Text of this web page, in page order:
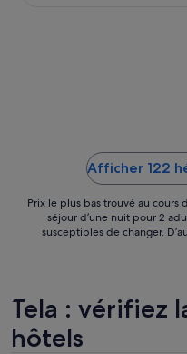
Afficher 122
Prix le plus bas trouvé au cours
séjour d’une nuit pour 2
susceptibles de changer.
Tela : vérifiez
hôtels